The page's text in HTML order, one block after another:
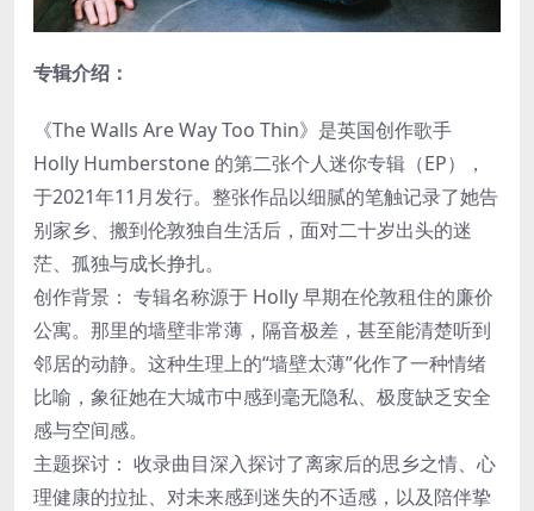
专辑介绍：
《The Walls Are Way Too Thin》是英国创作歌手
Holly Humberstone 的第二张个人迷你专辑（EP），
于2021年11月发行。整张作品以细腻的笔触记录了她告
别家乡、搬到伦敦独自生活后，面对二十岁出头的迷
茫、孤独与成长挣扎。
创作背景： 专辑名称源于 Holly 早期在伦敦租住的廉价
公寓。那里的墙壁非常薄，隔音极差，甚至能清楚听到
邻居的动静。这种生理上的“墙壁太薄”化作了一种情绪
比喻，象征她在大城市中感到毫无隐私、极度缺乏安全
感与空间感。
主题探讨： 收录曲目深入探讨了离家后的思乡之情、心
理健康的拉扯、对未来感到迷失的不适感，以及陪伴挚